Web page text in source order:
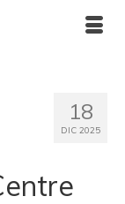
18
DIC 2025